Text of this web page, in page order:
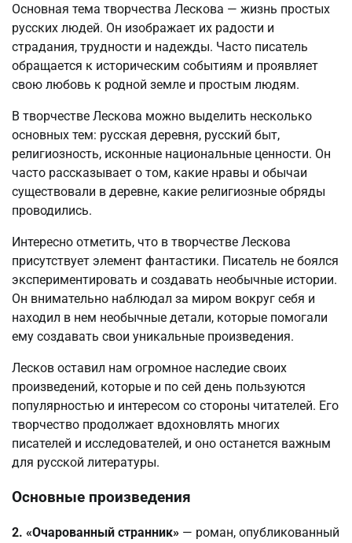
Основная тема творчества Лескова — жизнь простых
русских людей. Он изображает их радости и
страдания, трудности и надежды. Часто писатель
обращается к историческим событиям и проявляет
свою любовь к родной земле и простым людям.
В творчестве Лескова можно выделить несколько
основных тем: русская деревня, русский быт,
религиозность, исконные национальные ценности. Он
часто рассказывает о том, какие нравы и обычаи
существовали в деревне, какие религиозные обряды
проводились.
Интересно отметить, что в творчестве Лескова
присутствует элемент фантастики. Писатель не боялся
экспериментировать и создавать необычные истории.
Он внимательно наблюдал за миром вокруг себя и
находил в нем необычные детали, которые помогали
ему создавать свои уникальные произведения.
Лесков оставил нам огромное наследие своих
произведений, которые и по сей день пользуются
популярностью и интересом со стороны читателей. Его
творчество продолжает вдохновлять многих
писателей и исследователей, и оно останется важным
для русской литературы.
Основные произведения
2. «Очарованный странник» — роман, опубликованный